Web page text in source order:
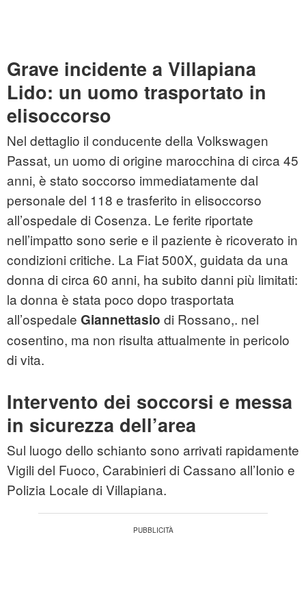
Grave incidente a Villapiana
Lido: un uomo trasportato in
elisoccorso
Nel dettaglio il conducente della Volkswagen
Passat, un uomo di origine marocchina di circa 45
anni, è stato soccorso immediatamente dal
personale del 118 e trasferito in elisoccorso
all’ospedale di Cosenza. Le ferite riportate
nell’impatto sono serie e il paziente è ricoverato in
condizioni critiche. La Fiat 500X, guidata da una
donna di circa 60 anni, ha subito danni più limitati:
la donna è stata poco dopo trasportata
all’ospedale Giannettasio di Rossano,. nel
cosentino, ma non risulta attualmente in pericolo
di vita.
Intervento dei soccorsi e messa
in sicurezza dell’area
Sul luogo dello schianto sono arrivati rapidamente
Vigili del Fuoco, Carabinieri di Cassano all’Ionio e
Polizia Locale di Villapiana.